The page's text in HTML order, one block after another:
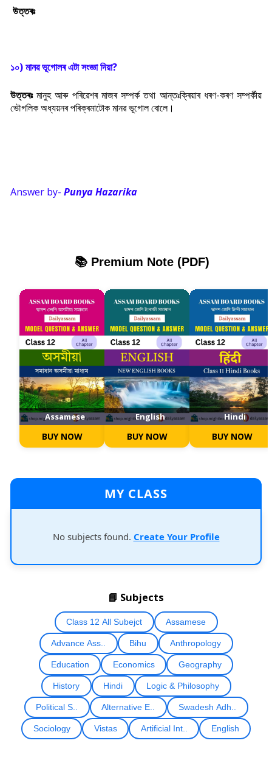
উত্তৰঃ
১০) মানৱ ভূগোলৰ এটা সংজ্ঞা দিয়া?
উত্তৰঃমানুহ আৰু পৰিৱেশৰ মাজৰ সম্পৰ্ক তথা আন্তঃক্ৰিয়াৰ ধৰণ-কৰণ সম্পৰ্কীয়
ভৌগলিক অধ্যয়নৰ পৰিক্ৰমাটোক মানৱ ভূগোল বোলে।
Answer by- Punya Hazarika
📚 Premium Note (PDF)
Assamese
BUY NOW
English
BUY NOW
Hindi
BUY NOW
MY CLASS
No subjects found. Create Your Profile
📘 Subjects
Class 12 All Subejct Assamese
Advance Ass.. Bihu Anthropology
Education Economics Geography
History Hindi Logic & Philosophy
Political S.. Alternative E.. Swadesh Adh..
Sociology Vistas Artificial Int.. English